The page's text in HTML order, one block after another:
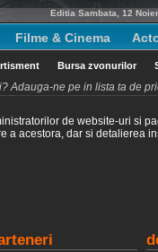
Editia Sambata, 12
Filme & Cinema
Bursa zvonurilor
Adauga-ne pe in lista ta de
de website-uri si
acestora, dar si detalierea